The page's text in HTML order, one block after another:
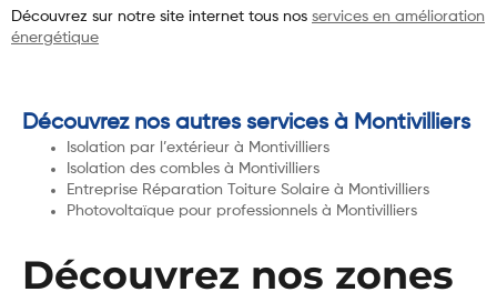
Découvrez sur notre site internet tous nos services en amélioration
énergétique
Découvrez nos autres services à Montivilliers
Isolation par l’extérieur à Montivilliers
Isolation des combles à Montivilliers
Entreprise Réparation Toiture Solaire à Montivilliers
Photovoltaïque pour professionnels à Montivilliers
Découvrez nos zones